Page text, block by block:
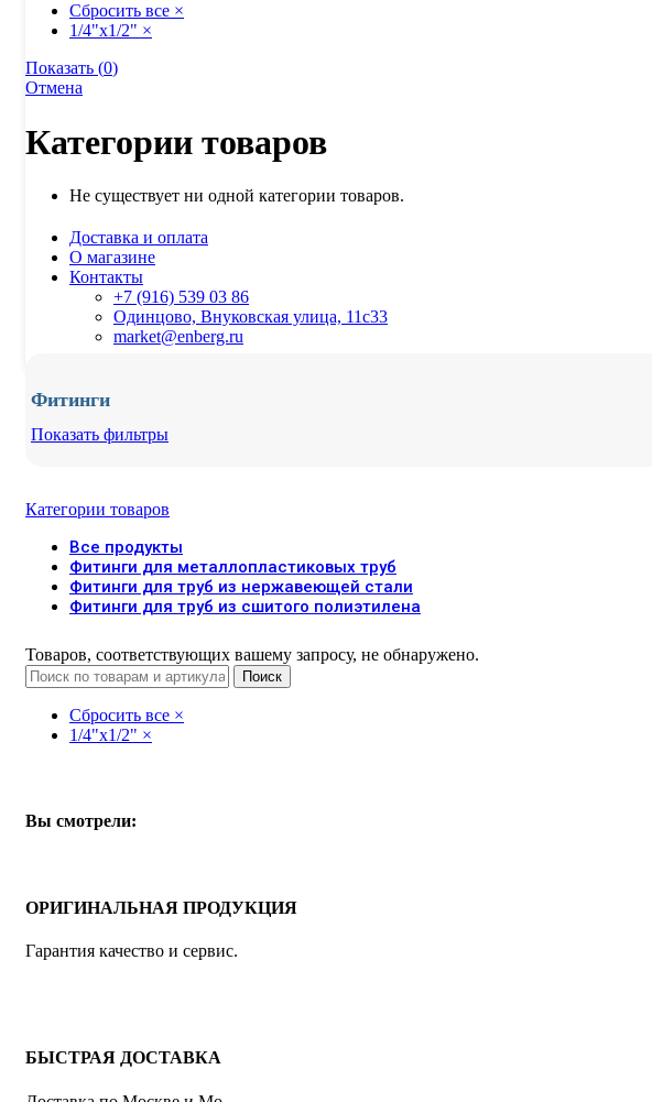
Сбросить все ×
1/4"х1/2" ×
Показать (0)
Отмена
Категории товаров
Не существует ни одной категории товаров.
Доставка и оплата
О магазине
Контакты
+7 (916) 539 03 86
Одинцово, Внуковская улица, 11с33
market@enberg.ru
Фитинги
Показать фильтры
Категории товаров
Все продукты
Фитинги для металлопластиковых труб
Фитинги для труб из нержавеющей стали
Фитинги для труб из сшитого полиэтилена
Товаров, соответствующих вашему запросу, не обнаружено.
Поиск
Сбросить все ×
1/4"х1/2" ×
Вы смотрели:
ОРИГИНАЛЬНАЯ ПРОДУКЦИЯ
Гарантия качество и сервис.
БЫСТРАЯ ДОСТАВКА